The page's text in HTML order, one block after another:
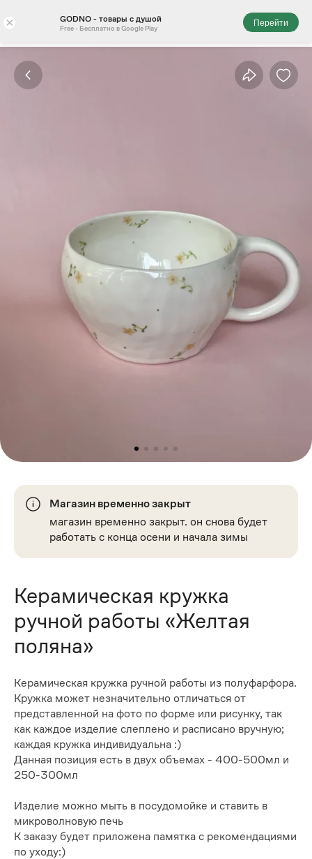
× GODNO - товары с душой
Free - Бесплатно в Google Play
Перейти
Магазин временно закрыт
магазин временно закрыт. он снова будет
работать с конца осени и начала зимы
Керамическая кружка
ручной работы «Желтая
поляна»
Керамическая кружка ручной работы из полуфарфора.
Кружка может незначительно отличаться от
представленной на фото по форме или рисунку, так
как каждое изделие слеплено и расписано вручную;
каждая кружка индивидуальна :)
Данная позиция есть в двух объемах - 400-500мл и
250-300мл
Изделие можно мыть в посудомойке и ставить в
микроволновую печь
К заказу будет приложена памятка с рекомендациями
по уходу:)